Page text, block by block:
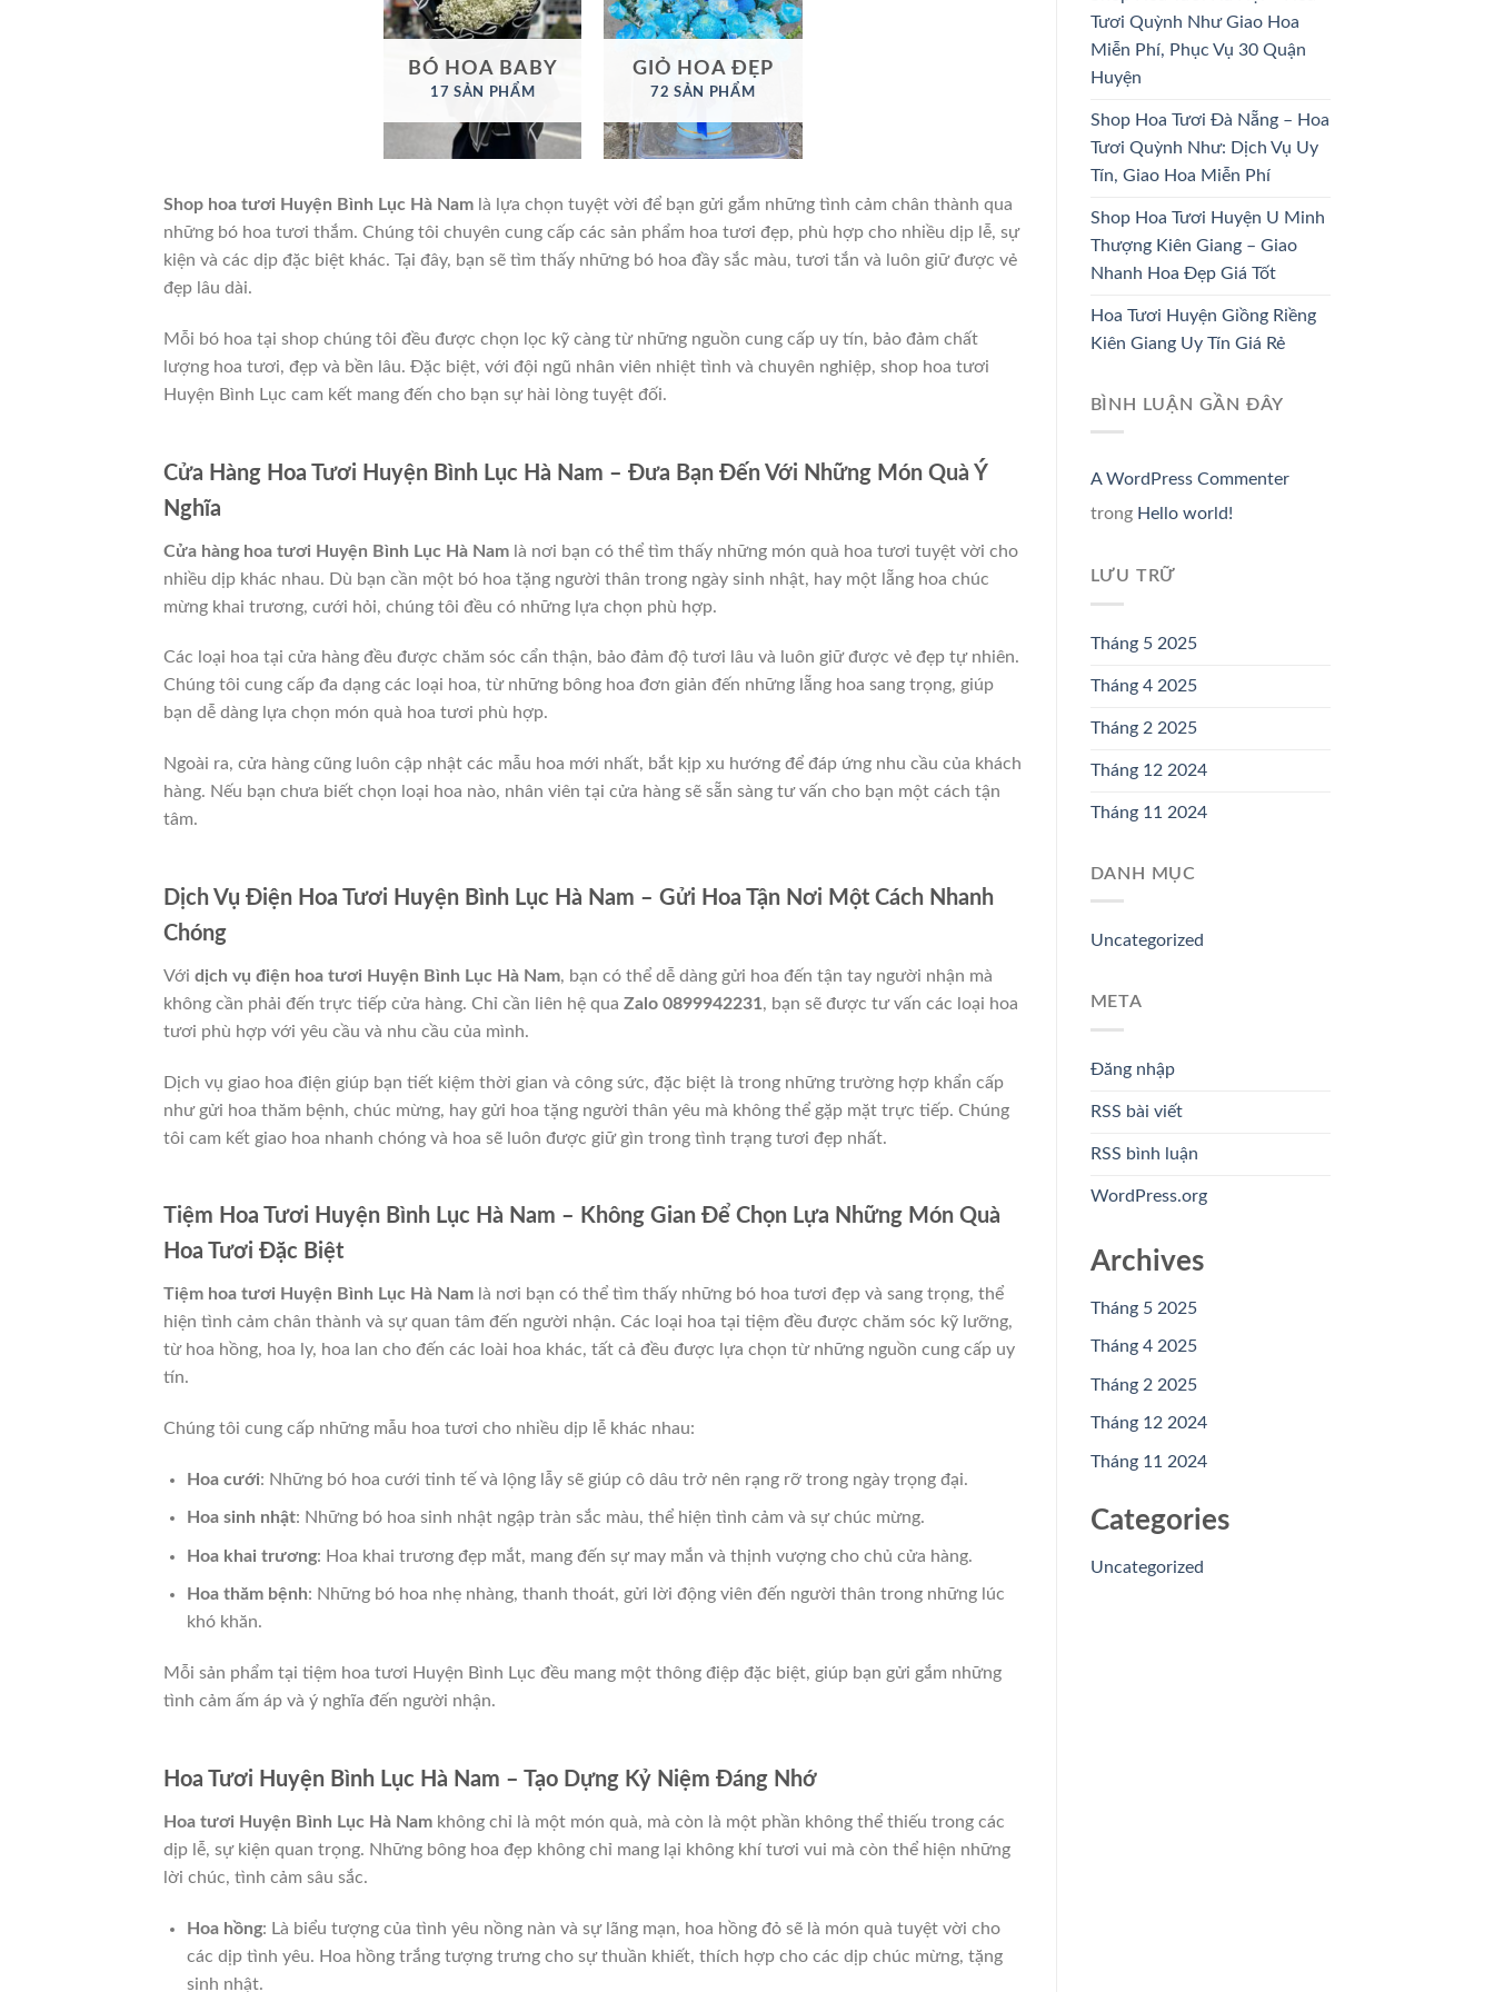
BÓ HOA BABY
17 SẢN PHẨM
GIỎ HOA ĐẸP
72 SẢN PHẨM
HOA CÔ DÂU
33 SẢN PHẨM
Shop hoa tươi Huyện Bình Lục Hà Nam là lựa chọn tuyệt vời để bạn gửi gắm những tình cảm chân thành qua
những bó hoa tươi thắm. Chúng tôi chuyên cung cấp các sản phẩm hoa tươi đẹp, phù hợp cho nhiều dịp lễ, sự
kiện và các dịp đặc biệt khác. Tại đây, bạn sẽ tìm thấy những bó hoa đầy sắc màu, tươi tắn và luôn giữ được vẻ
đẹp lâu dài.
Mỗi bó hoa tại shop chúng tôi đều được chọn lọc kỹ càng từ những nguồn cung cấp uy tín, bảo đảm chất
lượng hoa tươi, đẹp và bền lâu. Đặc biệt, với đội ngũ nhân viên nhiệt tình và chuyên nghiệp, shop hoa tươi
Huyện Bình Lục cam kết mang đến cho bạn sự hài lòng tuyệt đối.
Cửa Hàng Hoa Tươi Huyện Bình Lục Hà Nam – Đưa Bạn Đến Với Những Món Quà Ý
Nghĩa
Cửa hàng hoa tươi Huyện Bình Lục Hà Nam là nơi bạn có thể tìm thấy những món quà hoa tươi tuyệt vời cho
nhiều dịp khác nhau. Dù bạn cần một bó hoa tặng người thân trong ngày sinh nhật, hay một lẵng hoa chúc
mừng khai trương, cưới hỏi, chúng tôi đều có những lựa chọn phù hợp.
Các loại hoa tại cửa hàng đều được chăm sóc cẩn thận, bảo đảm độ tươi lâu và luôn giữ được vẻ đẹp tự nhiên.
Chúng tôi cung cấp đa dạng các loại hoa, từ những bông hoa đơn giản đến những lẵng hoa sang trọng, giúp
bạn dễ dàng lựa chọn món quà hoa tươi phù hợp.
Ngoài ra, cửa hàng cũng luôn cập nhật các mẫu hoa mới nhất, bắt kịp xu hướng để đáp ứng nhu cầu của khách
hàng. Nếu bạn chưa biết chọn loại hoa nào, nhân viên tại cửa hàng sẽ sẵn sàng tư vấn cho bạn một cách tận
tâm.
Dịch Vụ Điện Hoa Tươi Huyện Bình Lục Hà Nam – Gửi Hoa Tận Nơi Một Cách Nhanh
Chóng
Với dịch vụ điện hoa tươi Huyện Bình Lục Hà Nam, bạn có thể dễ dàng gửi hoa đến tận tay người nhận mà
không cần phải đến trực tiếp cửa hàng. Chỉ cần liên hệ qua Zalo 0899942231, bạn sẽ được tư vấn các loại hoa
tươi phù hợp với yêu cầu và nhu cầu của mình.
Dịch vụ giao hoa điện giúp bạn tiết kiệm thời gian và công sức, đặc biệt là trong những trường hợp khẩn cấp
như gửi hoa thăm bệnh, chúc mừng, hay gửi hoa tặng người thân yêu mà không thể gặp mặt trực tiếp. Chúng
tôi cam kết giao hoa nhanh chóng và hoa sẽ luôn được giữ gìn trong tình trạng tươi đẹp nhất.
Tiệm Hoa Tươi Huyện Bình Lục Hà Nam – Không Gian Để Chọn Lựa Những Món Quà
Hoa Tươi Đặc Biệt
Tiệm hoa tươi Huyện Bình Lục Hà Nam là nơi bạn có thể tìm thấy những bó hoa tươi đẹp và sang trọng, thể
hiện tình cảm chân thành và sự quan tâm đến người nhận. Các loại hoa tại tiệm đều được chăm sóc kỹ lưỡng,
từ hoa hồng, hoa ly, hoa lan cho đến các loài hoa khác, tất cả đều được lựa chọn từ những nguồn cung cấp uy
tín.
Chúng tôi cung cấp những mẫu hoa tươi cho nhiều dịp lễ khác nhau:
Hoa cưới: Những bó hoa cưới tinh tế và lộng lẫy sẽ giúp cô dâu trở nên rạng rỡ trong ngày trọng đại.
Hoa sinh nhật: Những bó hoa sinh nhật ngập tràn sắc màu, thể hiện tình cảm và sự chúc mừng.
Hoa khai trương: Hoa khai trương đẹp mắt, mang đến sự may mắn và thịnh vượng cho chủ cửa hàng.
Hoa thăm bệnh: Những bó hoa nhẹ nhàng, thanh thoát, gửi lời động viên đến người thân trong những lúc
khó khăn.
Mỗi sản phẩm tại tiệm hoa tươi Huyện Bình Lục đều mang một thông điệp đặc biệt, giúp bạn gửi gắm những
tình cảm ấm áp và ý nghĩa đến người nhận.
Hoa Tươi Huyện Bình Lục Hà Nam – Tạo Dựng Kỷ Niệm Đáng Nhớ
Hoa tươi Huyện Bình Lục Hà Nam không chỉ là một món quà, mà còn là một phần không thể thiếu trong các
dịp lễ, sự kiện quan trọng. Những bông hoa đẹp không chỉ mang lại không khí tươi vui mà còn thể hiện những
lời chúc, tình cảm sâu sắc.
Hoa hồng: Là biểu tượng của tình yêu nồng nàn và sự lãng mạn, hoa hồng đỏ sẽ là món quà tuyệt vời cho
các dịp tình yêu. Hoa hồng trắng tượng trưng cho sự thuần khiết, thích hợp cho các dịp chúc mừng, tặng
sinh nhật.
Tươi Quỳnh Như Giao Hoa
Miễn Phí, Phục Vụ 30 Quận
Huyện
Shop Hoa Tươi Đà Nẵng – Hoa
Tươi Quỳnh Như: Dịch Vụ Uy
Tín, Giao Hoa Miễn Phí
Shop Hoa Tươi Huyện U Minh
Thượng Kiên Giang – Giao
Nhanh Hoa Đẹp Giá Tốt
Hoa Tươi Huyện Giồng Riềng
Kiên Giang Uy Tín Giá Rẻ
BÌNH LUẬN GẦN ĐÂY
A WordPress Commenter
trong Hello world!
LƯU TRỮ
Tháng 5 2025
Tháng 4 2025
Tháng 2 2025
Tháng 12 2024
Tháng 11 2024
DANH MỤC
Uncategorized
META
Đăng nhập
RSS bài viết
RSS bình luận
WordPress.org
Archives
Tháng 5 2025
Tháng 4 2025
Tháng 2 2025
Tháng 12 2024
Tháng 11 2024
Categories
Uncategorized